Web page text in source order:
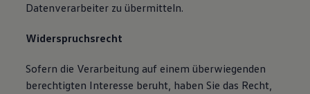
Datenverarbeiter zu übermitteln.
Widerspruchsrecht
Sofern die Verarbeitung auf einem überwiegenden
berechtigten Interesse beruht, haben Sie das Recht,